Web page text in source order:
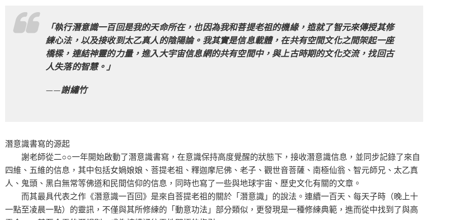
「執行潛意識一百回是我的天命所在，也因為我和菩提老祖的機緣，造就了智元來傳授其修
練心法，以及接收到太乙真人的陰陽論。我其實是信息載體，在共有空間文化之間架起一座
橋樑，連結神靈的力量，進入大宇宙信息網的共有空間中，與上古時期的文化交流，找回古
人失落的智慧。」
——謝繡竹
潛意識書寫的源起
謝老師從二○○一年開始啟動了潛意識書寫，在意識保持高度覺醒的狀態下，接收潛意識信息，並同步記錄了來自
四維、五維的信息，其中包括女媧娘娘、菩提老祖、釋迦摩尼佛、老子、觀世音菩薩、南極仙翁、智元師兄、太乙真
人、鬼頭、黑白無常等佛道和民間信仰的信息，同時也寫了一些與地球宇宙、歷史文化有關的文章。
而其最具代表之作《潛意識一百回》是來自菩提老祖的關於「潛意識」的說法。連續一百天、每天子時（晚上十
一點至凌晨一點）的靈訊，不僅與其所修練的「動意功法」部分類似，更發現是一種修練典範，進而從中找到了與高